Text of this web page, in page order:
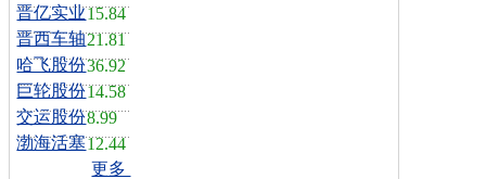
晋亿实业15.84
晋西车轴21.81
哈飞股份36.92
巨轮股份14.58
交运股份8.99
渤海活塞12.44
更多